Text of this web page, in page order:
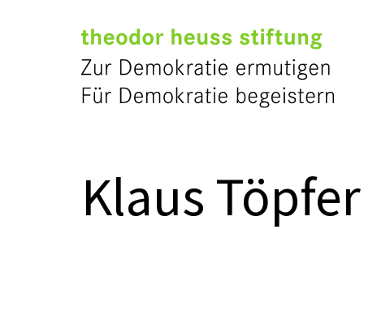
Klaus Töpfer